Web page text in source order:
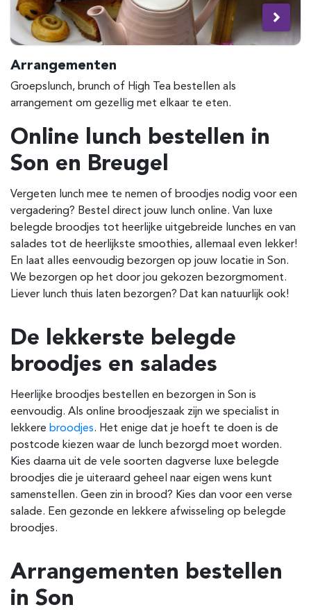
Arrangementen
Groepslunch, brunch of High Tea bestellen als
arrangement om gezellig met elkaar te eten.
Online lunch bestellen in
Son en Breugel
Vergeten lunch mee te nemen of broodjes nodig voor een
vergadering? Bestel direct jouw lunch online. Van luxe
belegde broodjes tot heerlijke uitgebreide lunches en van
salades tot de heerlijkste smoothies, allemaal even lekker!
En laat alles eenvoudig bezorgen op jouw locatie in Son.
We bezorgen op het door jou gekozen bezorgmoment.
Liever lunch thuis laten bezorgen? Dat kan natuurlijk ook!
De lekkerste belegde
broodjes en salades
Heerlijke broodjes bestellen en bezorgen in Son is
eenvoudig. Als online broodjeszaak zijn we specialist in
lekkere broodjes. Het enige dat je hoeft te doen is de
postcode kiezen waar de lunch bezorgd moet worden.
Kies daarna uit de vele soorten dagverse luxe belegde
broodjes die je uiteraard geheel naar eigen wens kunt
samenstellen. Geen zin in brood? Kies dan voor een verse
salade. Een gezonde en lekkere afwisseling op belegde
broodjes.
Arrangementen bestellen
in Son